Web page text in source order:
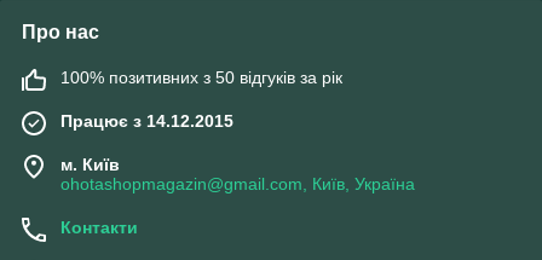
Про нас
100% позитивних з 50 відгуків за рік
Працює з 14.12.2015
м. Київ
ohotashopmagazin@gmail.com, Київ, Україна
Контакти